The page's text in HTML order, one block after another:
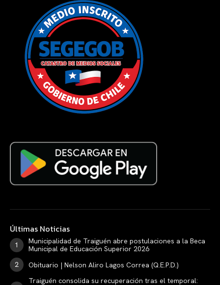
Últimas Noticias
Municipalidad de Traiguén abre postulaciones a la Beca
Municipal de Educación Superior 2026
Obituario | Nelson Aliro Lagos Correa (Q.E.P.D.)
Traiguén consolida su recuperación tras el temporal: